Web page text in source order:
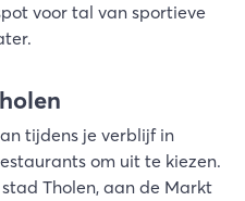
voor tal van sportieve
tijdens je verblijf in
om uit te kiezen.
Tholen, aan de Markt